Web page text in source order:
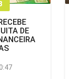
DE